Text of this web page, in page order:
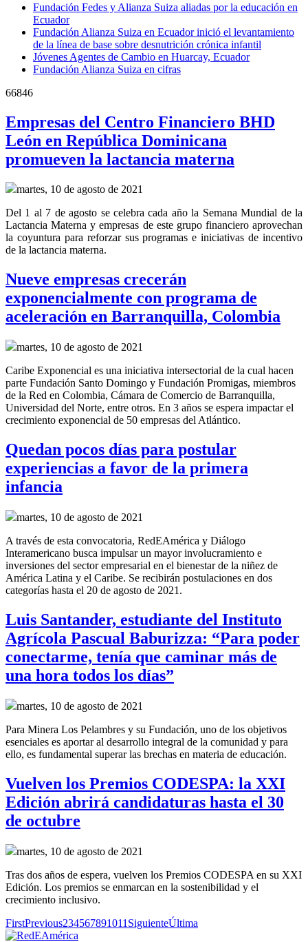
Fundación Fedes y Alianza Suiza aliadas por la educación en
Ecuador
Fundación Alianza Suiza en Ecuador inició el levantamiento
de la línea de base sobre desnutrición crónica infantil
Jóvenes Agentes de Cambio en Huarcay, Ecuador
Fundación Alianza Suiza en cifras
66846
Empresas del Centro Financiero BHD
León en República Dominicana
promueven la lactancia materna
martes, 10 de agosto de 2021
Del 1 al 7 de agosto se celebra cada año la Semana Mundial de la
Lactancia Materna y empresas de este grupo financiero aprovechan
la coyuntura para reforzar sus programas e iniciativas de incentivo
de la lactancia materna.
Nueve empresas crecerán
exponencialmente con programa de
aceleración en Barranquilla, Colombia
martes, 10 de agosto de 2021
Caribe Exponencial es una iniciativa intersectorial de la cual hacen
parte Fundación Santo Domingo y Fundación Promigas, miembros
de la Red en Colombia, Cámara de Comercio de Barranquilla,
Universidad del Norte, entre otros. En 3 años se espera impactar el
crecimiento exponencial de 50 empresas del Atlántico.
Quedan pocos días para postular
experiencias a favor de la primera
infancia
martes, 10 de agosto de 2021
A través de esta convocatoria, RedEAmérica y Diálogo
Interamericano busca impulsar un mayor involucramiento e
inversiones del sector empresarial en el bienestar de la niñez de
América Latina y el Caribe. Se recibirán postulaciones en dos
categorías hasta el 20 de agosto de 2021.
Luis Santander, estudiante del Instituto
Agrícola Pascual Baburizza: “Para poder
conectarme, tenía que caminar más de
una hora todos los días”
martes, 10 de agosto de 2021
Para Minera Los Pelambres y su Fundación, uno de los objetivos
esenciales es aportar al desarrollo integral de la comunidad y para
ello, es fundamental superar las brechas en materia de educación.
Vuelven los Premios CODESPA: la XXI
Edición abrirá candidaturas hasta el 30
de octubre
martes, 10 de agosto de 2021
Tras dos años de espera, vuelven los Premios CODESPA en su XXI
Edición. Los premios se enmarcan en la sostenibilidad y el
crecimiento inclusivo.
FirstPrevious234567891011 SiguienteÚltima